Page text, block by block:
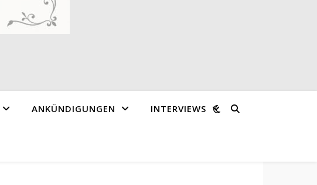
ANKÜNDIGUNGEN INTERVIEWS